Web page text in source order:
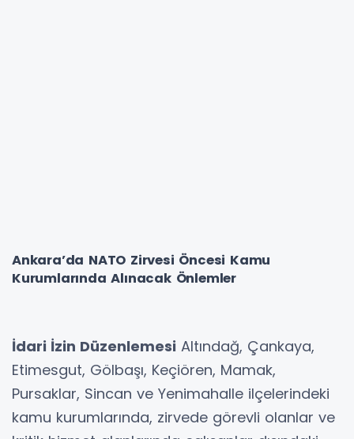
Ankara’da NATO Zirvesi Öncesi Kamu
Kurumlarında Alınacak Önlemler
İdari İzin Düzenlemesi Altındağ, Çankaya,
Etimesgut, Gölbaşı, Keçiören, Mamak,
Pursaklar, Sincan ve Yenimahalle ilçelerindeki
kamu kurumlarında, zirvede görevli olanlar ve